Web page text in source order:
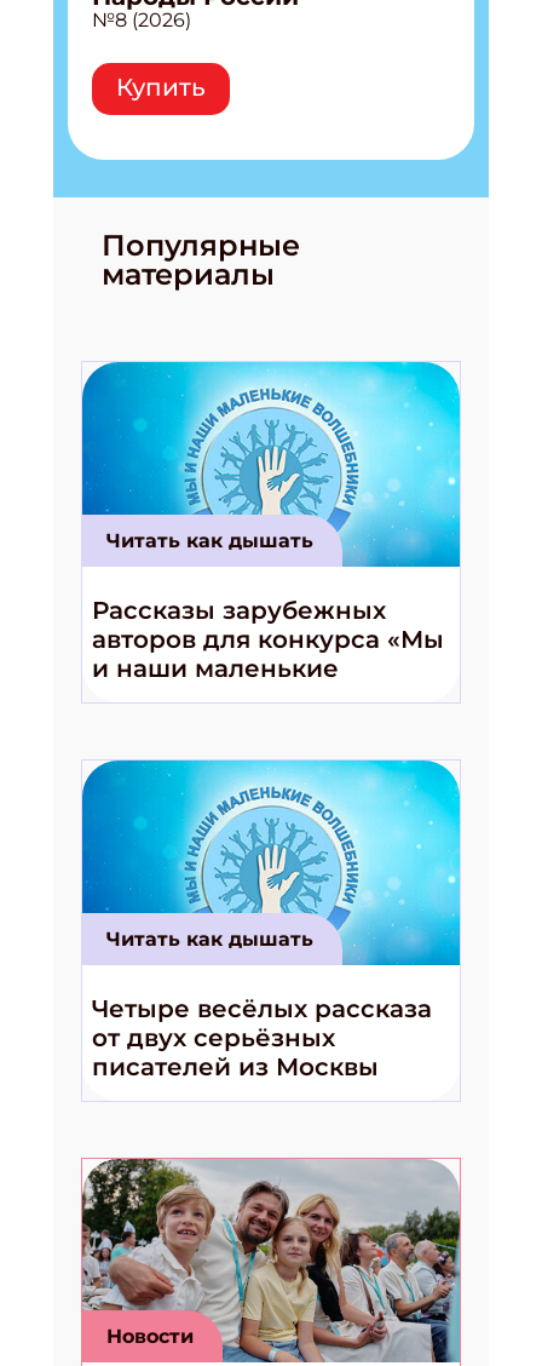
№8 (2026)
Купить
Популярные
материалы
Читать как дышать
Рассказы зарубежных
авторов для конкурса «Мы
и наши маленькие
волшебники!»
Читать как дышать
Четыре весёлых рассказа
от двух серьёзных
писателей из Москвы
Новости